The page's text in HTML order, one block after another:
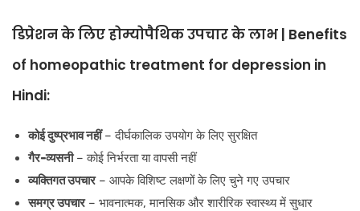
डिप्रेशन के लिए होम्योपैथिक उपचार के लाभ | Benefits
of homeopathic treatment for depression in
Hindi:
कोई दुष्प्रभाव नहीं– दीर्घकालिक उपयोग के लिए सुरक्षित
गैर-व्यसनी– कोई निर्भरता या वापसी नहीं
व्यक्तिगत उपचार– आपके विशिष्ट लक्षणों के लिए चुने गए उपचार
समग्र उपचार– भावनात्मक, मानसिक और शारीरिक स्वास्थ्य में सुधार